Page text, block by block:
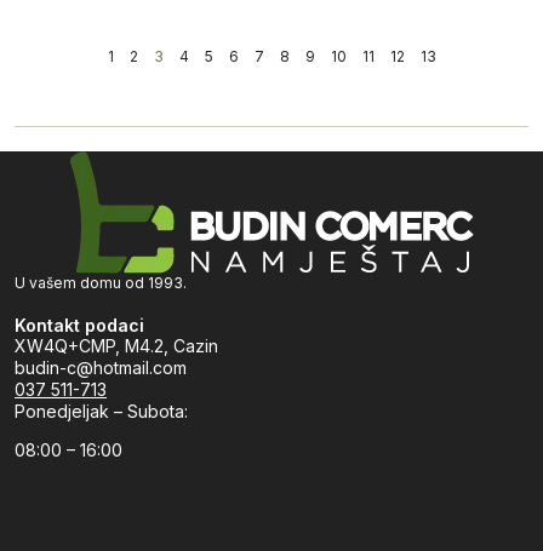
1 2 3 4 5 6 7 8 9 10 11 12 13
U vašem domu od 1993.
Kontakt podaci
XW4Q+CMP, M4.2, Cazin
budin-c@hotmail.com
037 511-713
Ponedjeljak – Subota:
08:00 – 16:00